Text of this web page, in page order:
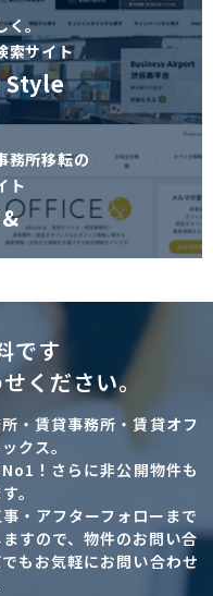
く。
索サイト
Style
務所移転の
ト
です
ください。
・賃貸事務所・賃貸オフ
クス。
！さらに非公開物件も
。
・アフターフォローまで
すので、物件のお問い合
もお気軽にお問い合わせ